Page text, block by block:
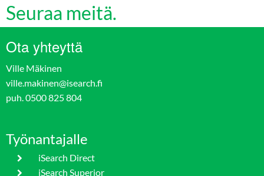
Seuraa meitä.
Ota yhteyttä
Ville Mäkinen
ville.makinen@isearch.fi
puh. 0500 825 804
Työnantajalle
iSearch Direct
iSearch Superior